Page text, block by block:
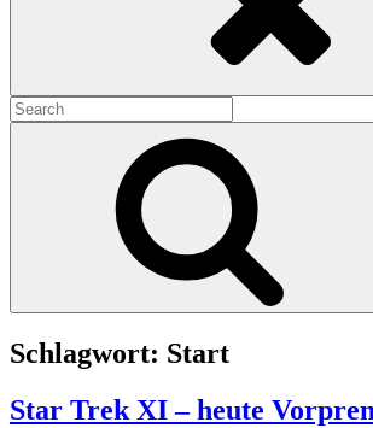
Search
for:
Schlagwort: Start
Star Trek XI – heute